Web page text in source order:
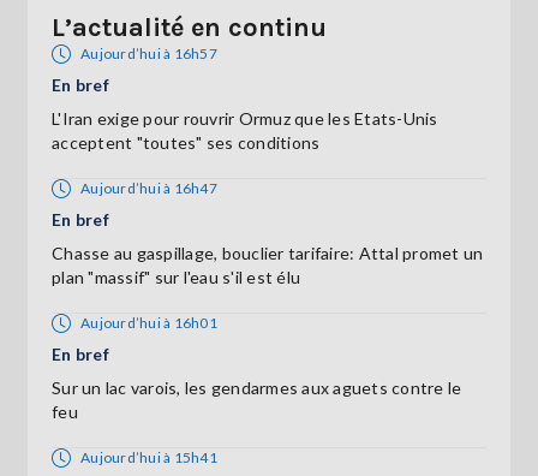
L’actualité en continu
Aujourd’hui à 16h57
En bref
L'Iran exige pour rouvrir Ormuz que les Etats-Unis
acceptent "toutes" ses conditions
Aujourd’hui à 16h47
En bref
Chasse au gaspillage, bouclier tarifaire: Attal promet un
plan "massif" sur l'eau s'il est élu
Aujourd’hui à 16h01
En bref
Sur un lac varois, les gendarmes aux aguets contre le
feu
Aujourd’hui à 15h41